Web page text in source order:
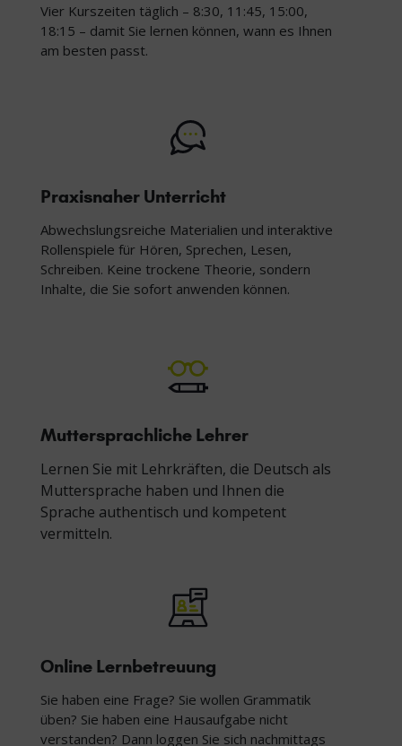
Vier Kurszeiten täglich – 8:30, 11:45, 15:00,
18:15 – damit Sie lernen können, wann es Ihnen
am besten passt.
Praxisnaher Unterricht
Abwechslungsreiche Materialien und interaktive
Rollenspiele für Hören, Sprechen, Lesen,
Schreiben. Keine trockene Theorie, sondern
Inhalte, die Sie sofort anwenden können.
Muttersprachliche Lehrer
Lernen Sie mit Lehrkräften, die Deutsch als
Muttersprache haben und Ihnen die
Sprache authentisch und kompetent
vermitteln.
Online Lernbetreuung
Sie haben eine Frage? Sie wollen Grammatik
üben? Sie haben eine Hausaufgabe nicht
verstanden? Dann loggen Sie sich nachmittags